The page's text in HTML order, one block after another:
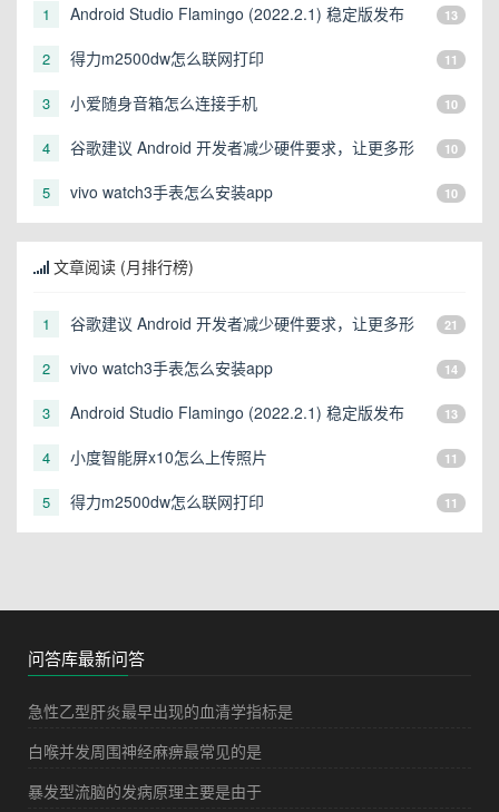
1 Android Studio Flamingo (2022.2.1) 稳定版发布 13
2 得力m2500dw怎么联网打印 11
3 小爱随身音箱怎么连接手机 10
4
谷歌建议 Android 开发者减少硬件要求，让更多形
10
5 vivo watch3手表怎么安装app 10
文章阅读 (月排行榜)
1
谷歌建议 Android 开发者减少硬件要求，让更多形
21
2 vivo watch3手表怎么安装app 14
3 Android Studio Flamingo (2022.2.1) 稳定版发布 13
4 小度智能屏x10怎么上传照片 11
5 得力m2500dw怎么联网打印 11
问答库最新问答
急性乙型肝炎最早出现的血清学指标是
白喉并发周围神经麻痹最常见的是
暴发型流脑的发病原理主要是由于